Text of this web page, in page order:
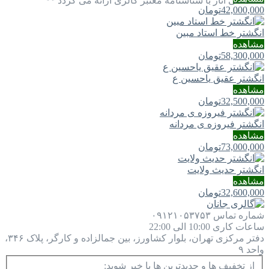
42,000,000تومان
انگشتر خط استاد مبین
مشاهده
58,300,000تومان
انگشتر عقیق یاحسین ع
مشاهده
32,500,000تومان
انگشتر فیروزه ی مردانه
مشاهده
73,000,000تومان
انگشتر حدیث ولایت
مشاهده
32,600,000تومان
شماره تماس ۰۹۱۲۱۰۵۳۷۵۳
ساعات کاری 10:00 الی 22:00
دفتر مرکزی
تهران، بلوار کشاورز، بین جمالزاده و کارگر، پلاک ۳۴۶،
واحد ۹
از تخفیف ها و جدیدترین ها با خبر شوید: